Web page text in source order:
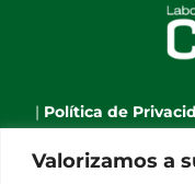
Valorizamos a
| Política de